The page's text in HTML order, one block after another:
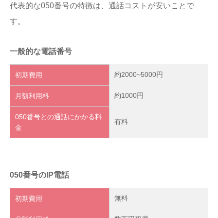
代表的な050番号の特徴は、通話コストが安いことで
す。
一般的な電話番号
初期費用 約2000~5000円
月額利用料 約1000円
050番号との通話にかかる料
金
有料
050番号のIP電話
初期費用 無料